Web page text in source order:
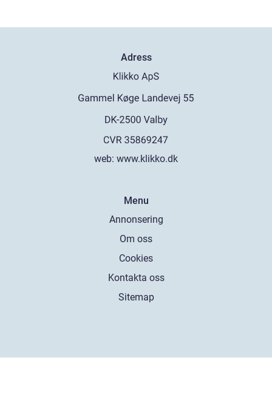
Adress
web: www.klikko.dk
Menu
Annonsering
Om oss
Cookies
Kontakta oss
Sitemap